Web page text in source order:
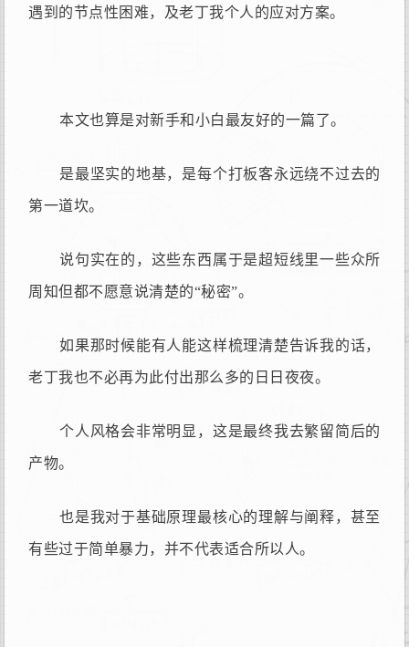
遇到的节点性困难，及老丁我个人的应对方案。
本文也算是对新手和小白最友好的一篇了。
是最坚实的地基，是每个打板客永远绕不过去的
第一道坎。
说句实在的，这些东西属于是超短线里一些众所
周知但都不愿意说清楚的“秘密”。
如果那时候能有人能这样梳理清楚告诉我的话，
老丁我也不必再为此付出那么多的日日夜夜。
个人风格会非常明显，这是最终我去繁留简后的
产物。
也是我对于基础原理最核心的理解与阐释，甚至
有些过于简单暴力，并不代表适合所以人。